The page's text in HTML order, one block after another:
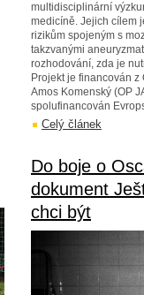
multidisciplinární
medicíně. Jejich cílem
rizikům spojeným s
takzvanými
rozhodování, zda je
Projekt je financován
Amos Komenský (OP
spolufinancován
Celý článek
Do boje o
dokument
chci být